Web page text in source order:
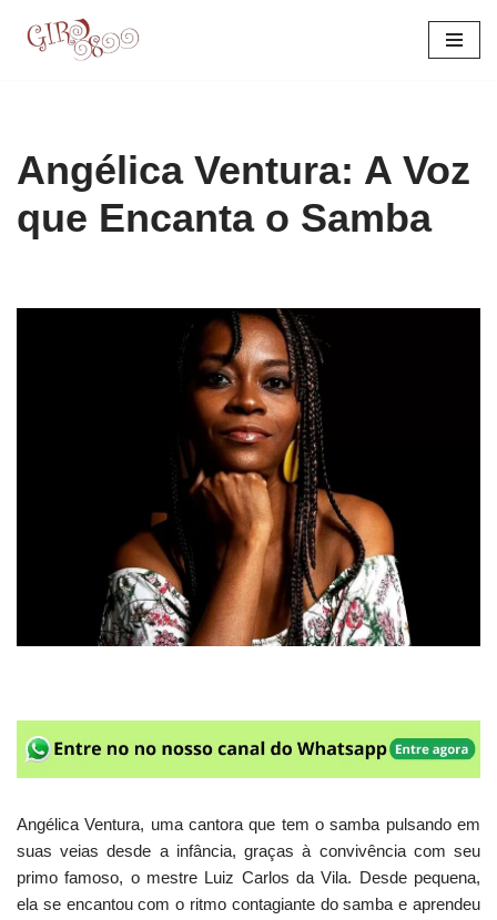
Angélica Ventura: A Voz
que Encanta o Samba
Angélica Ventura, uma cantora que tem o samba pulsando em
suas veias desde a infância, graças à convivência com seu
primo famoso, o mestre Luiz Carlos da Vila. Desde pequena,
ela se encantou com o ritmo contagiante do samba e aprendeu